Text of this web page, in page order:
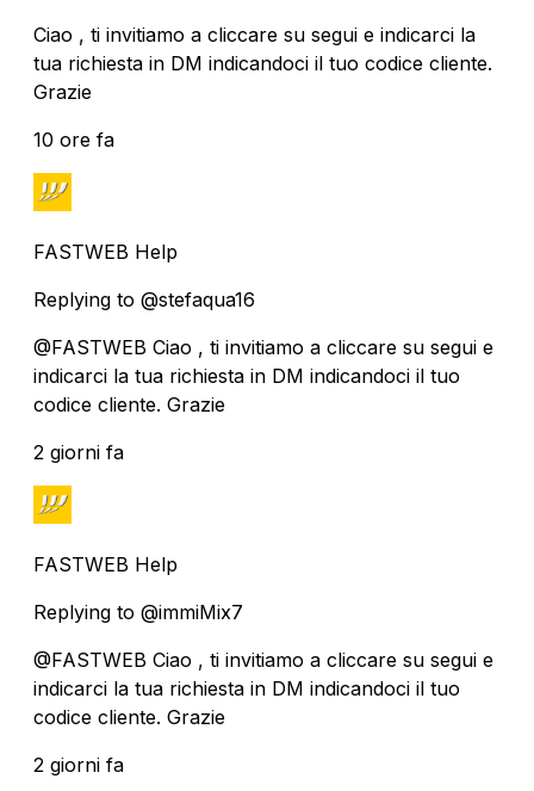
Ciao , ti invitiamo a cliccare su segui e indicarci la
tua richiesta in DM indicandoci il tuo codice cliente.
Grazie
10 ore fa
FASTWEB Help
Replying to @stefaqua16
@FASTWEB Ciao , ti invitiamo a cliccare su segui e
indicarci la tua richiesta in DM indicandoci il tuo
codice cliente. Grazie
2 giorni fa
FASTWEB Help
Replying to @immiMix7
@FASTWEB Ciao , ti invitiamo a cliccare su segui e
indicarci la tua richiesta in DM indicandoci il tuo
codice cliente. Grazie
2 giorni fa